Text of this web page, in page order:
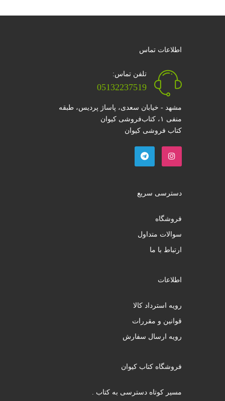
اطلاعات تماس
تلفن تماس:
05132237519
مشهد - خیابان سعدی، پاساژ پردیس، طبقه
منفی ۱، کتاب‌فروشی کیوان
کتاب فروشی کیوان
دسترسی سریع
فروشگاه
سوالات متداول
ارتباط با ما
اطلاعات
رویه استرداد کالا
قوانین و مقررات
رویه ارسال سفارش
فروشگاه کتاب کیوان
مسیر کوتاه دسترسی به کتاب .